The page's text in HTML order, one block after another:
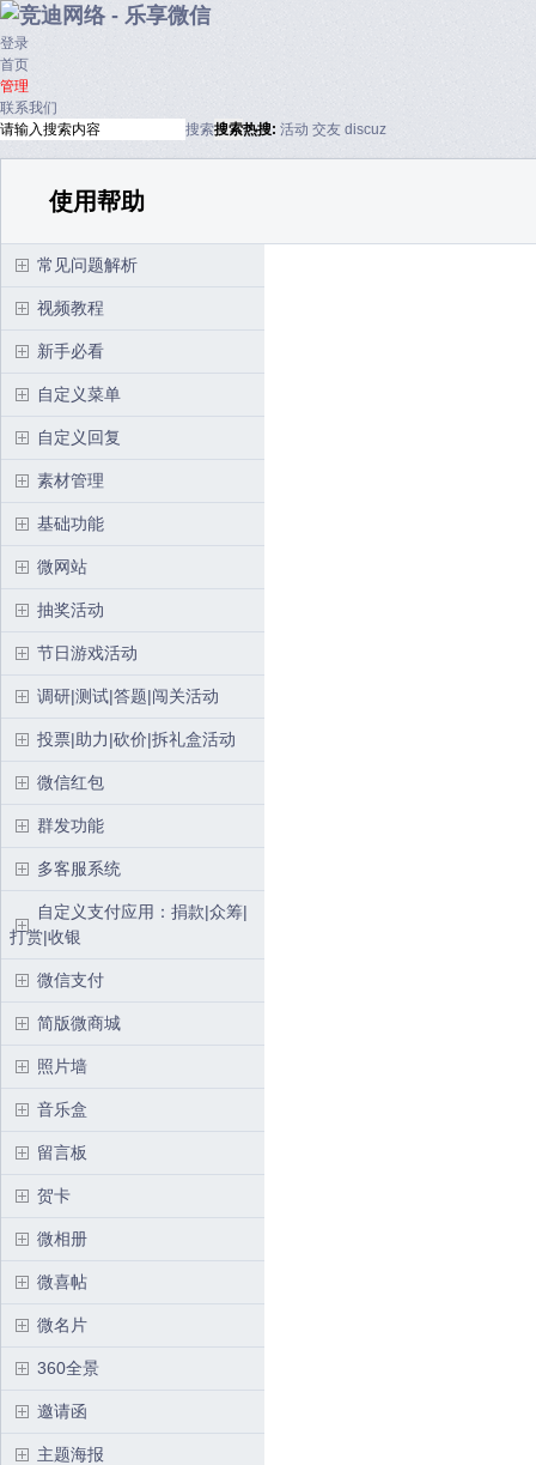
登录
首页
管理
联系我们
搜索搜索热搜: 活动 交友 discuz
使用帮助
常见问题解析
视频教程
新手必看
自定义菜单
自定义回复
素材管理
基础功能
微网站
抽奖活动
节日游戏活动
调研|测试|答题|闯关活动
投票|助力|砍价|拆礼盒活动
微信红包
群发功能
多客服系统
自定义支付应用：捐款|众筹|
打赏|收银
微信支付
简版微商城
照片墙
音乐盒
留言板
贺卡
微相册
微喜帖
微名片
360全景
邀请函
主题海报